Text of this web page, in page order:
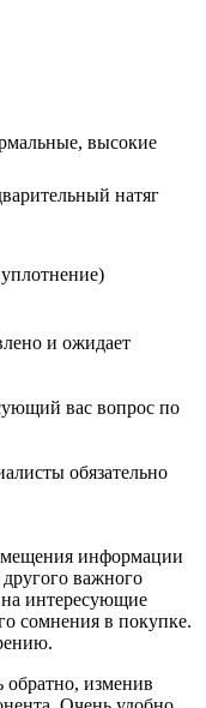
высокие
натяг
и ожидает
вас вопрос по
обязательно
информации
важного
интересующие
сомнения в покупке.
обратно, изменив